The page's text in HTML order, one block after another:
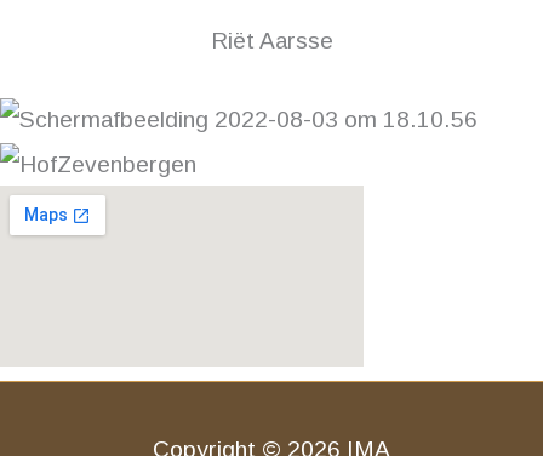
Riët Aarsse
Copyright © 2026 IMA